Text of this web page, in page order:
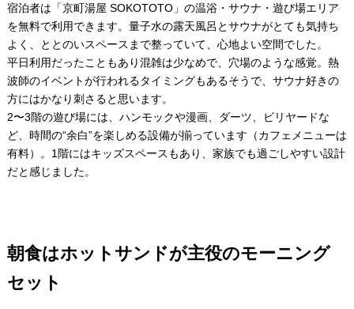
宿泊者は「京町湯屋 SOKOTOTO」の温浴・サウナ・遊び場エリア
を無料で利用できます。量子水の露天風呂とサウナがとても気持ち
よく、ととのいスペースまで整っていて、心地よい空間でした。
平日利用だったこともあり混雑は少なめで、穴場のような感覚。熱
波師のイベントが行われるタイミングもあるそうで、サウナ好きの
方にはかなり刺さると思います。
2〜3階の遊び場には、ハンモックや漫画、ダーツ、ビリヤードな
ど、時間の“余白”を楽しめる設備が揃っています（カフェメニューは
有料）。1階にはキッズスペースもあり、家族でも過ごしやすい設計
だと感じました。
朝食はホットサンドが主役のモーニング
セット